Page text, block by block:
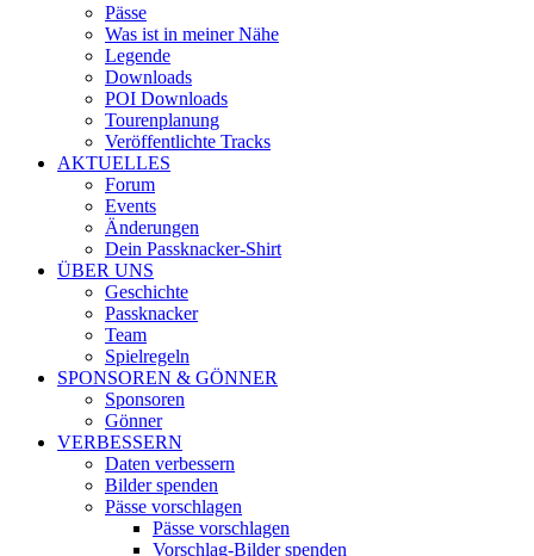
Pässe
Was ist in meiner Nähe
Legende
Downloads
POI Downloads
Tourenplanung
Veröffentlichte Tracks
AKTUELLES
Forum
Events
Änderungen
Dein Passknacker-Shirt
ÜBER UNS
Geschichte
Passknacker
Team
Spielregeln
SPONSOREN & GÖNNER
Sponsoren
Gönner
VERBESSERN
Daten verbessern
Bilder spenden
Pässe vorschlagen
Pässe vorschlagen
Vorschlag-Bilder spenden